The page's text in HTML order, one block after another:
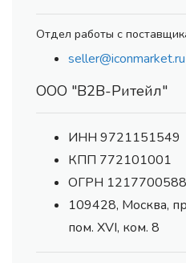
Отдел работы с
seller@iconmarket.ru
ООО "В2В-Ритейл"
ИНН 9721151549
КПП 772101001
ОГРН
109428, Москва,
пом. XVI, ком. 8